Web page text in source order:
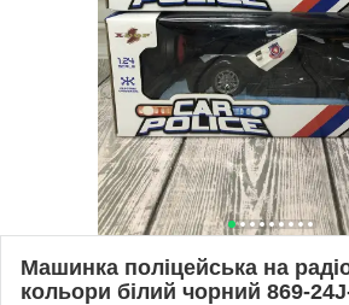
Машинка поліцейська на
кольори білий чорний 869-